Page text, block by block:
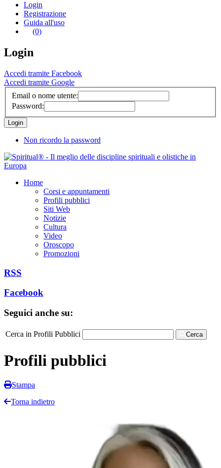
Login
Registrazione
Guida all'uso
(0)
Login
Accedi tramite Facebook
Accedi tramite Google
Email o nome utente:
Password:
Non ricordo la password
Home
Corsi e appuntamenti
Profili pubblici
Siti Web
Notizie
Cultura
Video
Oroscopo
Promozioni
RSS
Facebook
Seguici anche su:
Cerca in Profili Pubblici Cerca
Profili pubblici
Stampa
Torna indietro